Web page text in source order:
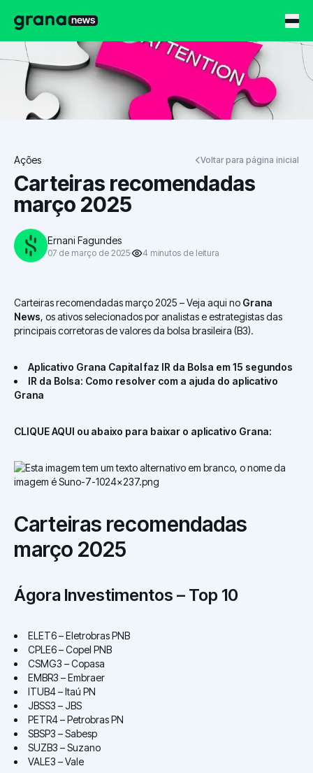
Grana News
Ações Voltar para página inicial
Carteiras recomendadas
março 2025
Ernani Fagundes
07 de março de 2025 4 minutos de leitura
Carteiras recomendadas março 2025 – Veja aqui no Grana
News, os ativos selecionados por analistas e estrategistas das
principais corretoras de valores da bolsa brasileira (B3).
Aplicativo Grana Capital faz IR da Bolsa em 15 segundos
IR da Bolsa: Como resolver com a ajuda do aplicativo
Grana
CLIQUE AQUI ou abaixo para baixar o aplicativo Grana:
Carteiras recomendadas
março 2025
Ágora Investimentos – Top 10
ELET6 – Eletrobras PNB
CPLE6 – Copel PNB
CSMG3 – Copasa
EMBR3 – Embraer
ITUB4 – Itaú PN
JBSS3 – JBS
PETR4 – Petrobras PN
SBSP3 – Sabesp
SUZB3 – Suzano
VALE3 – Vale